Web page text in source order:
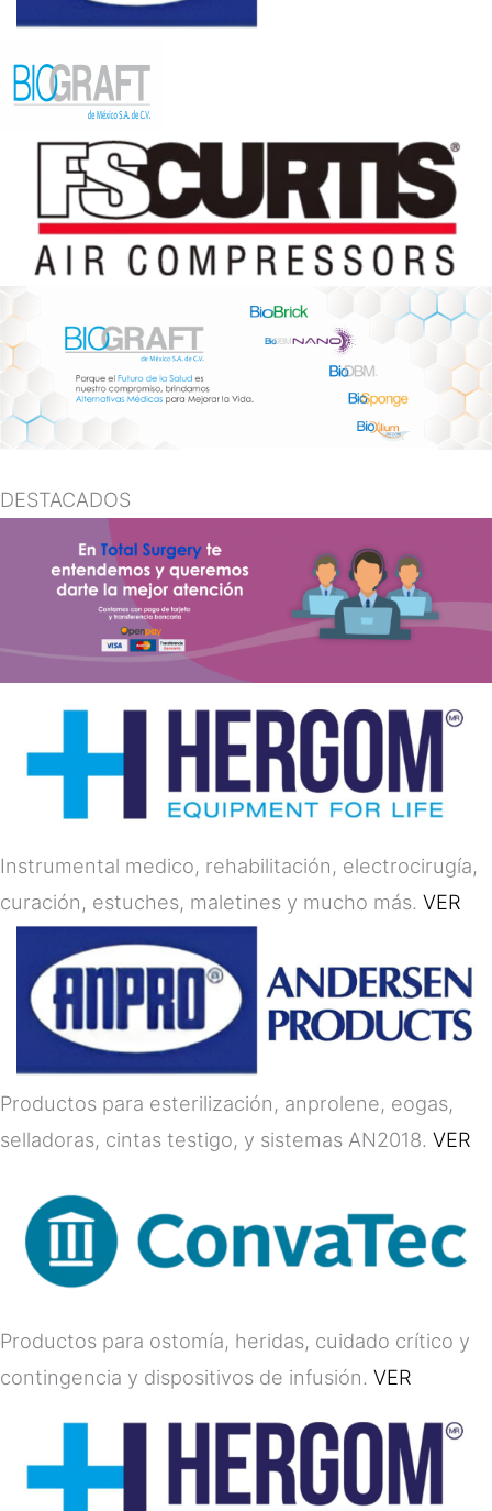
DESTACADOS
Instrumental medico, rehabilitación, electrocirugía,
curación, estuches, maletines y mucho más. VER
Productos para esterilización, anprolene, eogas,
selladoras, cintas testigo, y sistemas AN2018. VER
Productos para ostomía, heridas, cuidado crítico y
contingencia y dispositivos de infusión. VER